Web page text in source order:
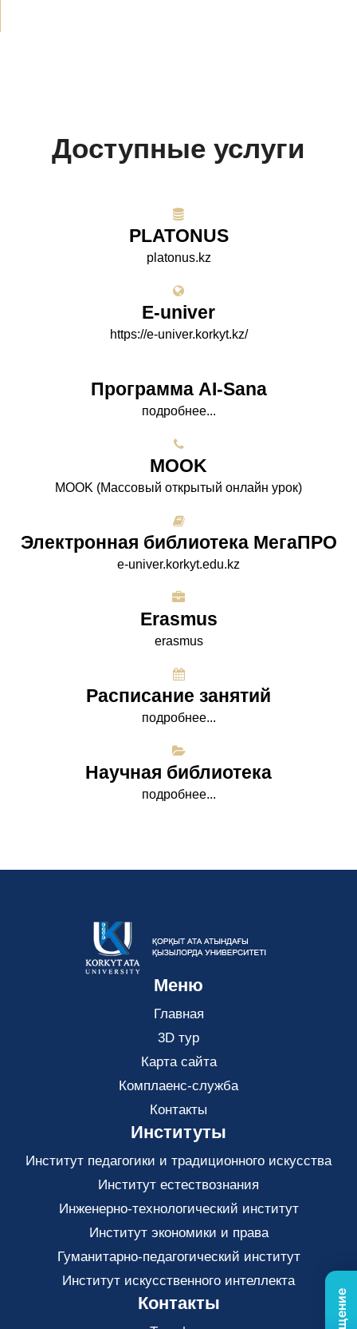
Доступные услуги
PLATONUS
platonus.kz
E-univer
https://e-univer.korkyt.kz/
Программа AI-Sana
подробнее...
МООK
МООK (Массовый открытый онлайн урок)
Электронная библиотека МегаПРО
e-univer.korkyt.edu.kz
Erasmus
erasmus
Расписание занятий
подробнее...
Научная библиотека
подробнее...
Меню
Главная
3D тур
Карта сайта
Комплаенс-служба
Контакты
Институты
Институт педагогики и традиционного искусства
Институт естествознания
Инженерно-технологический институт
Институт экономики и права
Гуманитарно-педагогический институт
Институт искусственного интеллекта
Контакты